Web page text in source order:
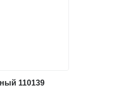
110139